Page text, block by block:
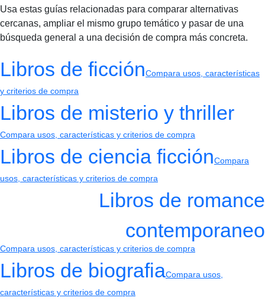
Usa estas guías relacionadas para comparar alternativas
cercanas, ampliar el mismo grupo temático y pasar de una
búsqueda general a una decisión de compra más concreta.
Libros de ficciónCompara usos, características
y criterios de compra
Libros de misterio y thriller
Compara usos, características y criterios de compra
Libros de ciencia ficciónCompara
usos, características y criterios de compra
Libros de romance
contemporaneo
Compara usos, características y criterios de compra
Libros de biografiaCompara usos,
características y criterios de compra